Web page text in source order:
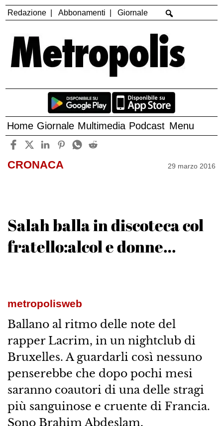
Redazione Abbonamenti Giornale
Home Giornale Multimedia Podcast Menu
CRONACA 29 marzo 2016
Salah balla in discoteca col
fratello:alcol e donne…
metropolisweb
Ballano al ritmo delle note del
rapper Lacrim, in un nightclub di
Bruxelles. A guardarli così nessuno
penserebbe che dopo pochi mesi
saranno coautori di una delle stragi
più sanguinose e cruente di Francia.
Sono Brahim Abdeslam,